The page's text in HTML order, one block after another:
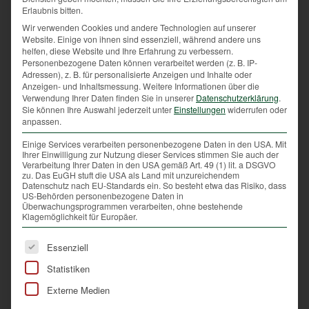
und mit mir leben und jagen will – was für eine
Bereicherung, aber auch eine riesige
Herausforderung!
Im heurigen August konnte ich einen kapitalen
Erntebock erlegen. Nach einigen spannenden
Ansitzen ließ mir der Bock mitten im
Sprenggeschehen für einen Moment die Möglichkeit,
ihm sicher einen Schuss anzutragen. Was für eine
Freude und tiefe Demut, als ich ihm den letzten
Bissen in den Äser legen konnte.
Auch einige schöne Gesellschaftsjagden durfte ich
mit meinen Jagd-Kameraden erleben. Dabei konnten
wir uns gemeinsam über unser schönes Jagdgebiet,
zufriedenstellende Strecken und brav arbeitende
Jagdhunde freuen.
Aber nicht nur die „großen jagdlichen Glanzlichter“,
die dieses Jahr hinterlassen hat, haben es zu einem
Erlaubnis bitten.
Wir verwenden Cookies und andere Technologien auf unserer
Website. Einige von ihnen sind essenziell, während andere uns
helfen, diese Website und Ihre Erfahrung zu verbessern.
Personenbezogene Daten können verarbeitet werden (z. B. IP-
Adressen), z. B. für personalisierte Anzeigen und Inhalte oder
Anzeigen- und Inhaltsmessung. Weitere Informationen über die
Verwendung Ihrer Daten finden Sie in unserer Datenschutzerklärung.
Sie können Ihre Auswahl jederzeit unter Einstellungen widerrufen oder
anpassen.
Einige Services verarbeiten personenbezogene Daten in den USA. Mit
Ihrer Einwilligung zur Nutzung dieser Services stimmen Sie auch der
Verarbeitung Ihrer Daten in den USA gemäß Art. 49 (1) lit. a DSGVO
zu. Das EuGH stuft die USA als Land mit unzureichendem
Datenschutz nach EU-Standards ein. So besteht etwa das Risiko, dass
US-Behörden personenbezogene Daten in
Überwachungsprogrammen verarbeiten, ohne bestehende
Klagemöglichkeit für Europäer.
Es folgt eine Liste der Service-Gruppen, für die eine
Essenziell
Statistiken
Externe Medien